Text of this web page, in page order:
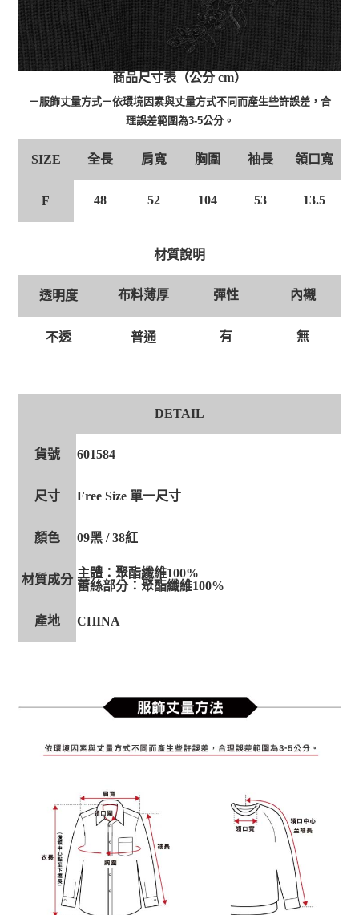
商品尺寸表（公分 cm）
－服飾丈量方式－依環境因素與丈量方式不同而產生些許誤差，合
理誤差範圍為3-5公分。
SIZE 全長 肩寬 胸圍 袖長 領口寬
F 48 52 104 53 13.5
材質說明
透明度 布料薄厚 彈性 內襯
不透 普通 有 無
DETAIL
貨號 601584
尺寸 Free Size 單一尺寸
顏色 09黑 / 38紅
材質成分 主體：聚酯纖維100%
蕾絲部分：聚酯纖維100%
產地 CHINA